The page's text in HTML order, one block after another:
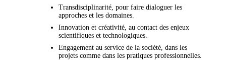
Transdisciplinarité, pour faire dialoguer les
approches et les domaines.
Innovation et créativité, au contact des enjeux
scientifiques et technologiques.
Engagement au service de la société, dans les
projets comme dans les pratiques professionnelles.